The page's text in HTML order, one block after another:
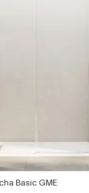
Basic GME